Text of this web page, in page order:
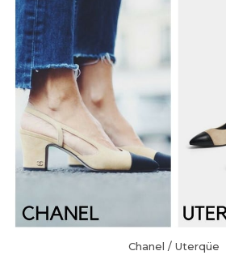
Chanel / Uterqüe